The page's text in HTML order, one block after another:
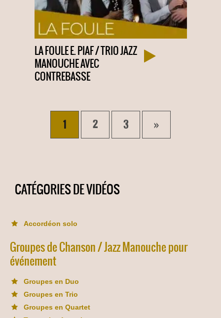
LA FOULE E. PIAF / TRIO JAZZ
MANOUCHE AVEC
CONTREBASSE
1 2 3 »
CATÉGORIES DE VIDÉOS
Accordéon solo
Groupes de Chanson / Jazz Manouche pour
événement
Groupes en Duo
Groupes en Trio
Groupes en Quartet